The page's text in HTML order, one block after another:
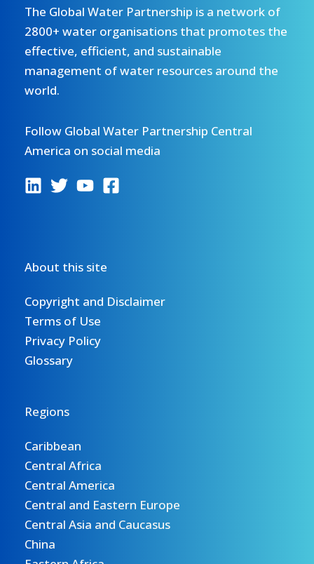
The Global Water Partnership is a network of
2800+ water organisations that promotes the
effective, efficient, and sustainable
management of water resources around the
world.
Follow Global Water Partnership Central
America on social media
About this site
Copyright and Disclaimer
Terms of Use
Privacy Policy
Glossary
Regions
Caribbean
Central Africa
Central America
Central and Eastern Europe
Central Asia and Caucasus
China